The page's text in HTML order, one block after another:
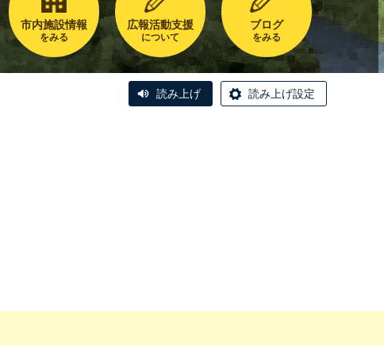
市内施設情報
をみる
広報活動支援
について
ブログ
をみる
読み上げ 読み上げ設定